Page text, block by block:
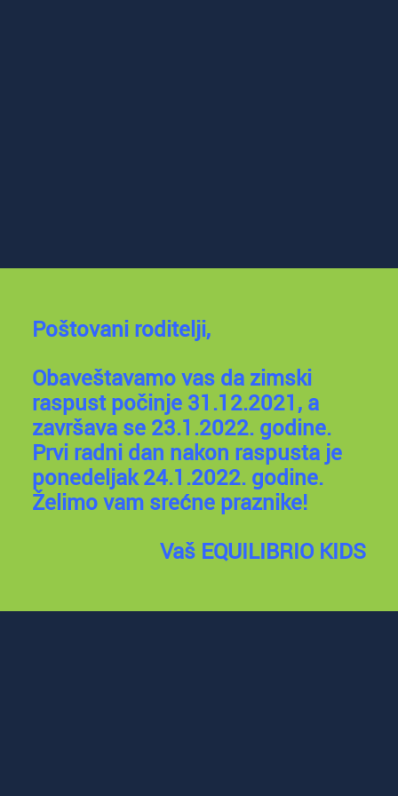
Poštovani roditelji,
Obaveštavamo vas da zimski
raspust počinje 31.12.2021, a
završava se 23.1.2022. godine.
Prvi radni dan nakon raspusta je
ponedeljak 24.1.2022. godine.
Želimo vam srećne praznike!
Vaš EQUILIBRIO KIDS